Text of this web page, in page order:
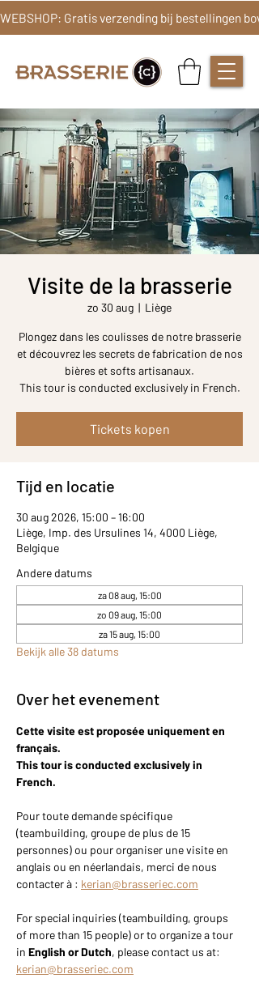
Visite de la brasserie
zo 30 aug
  |
Liège
Plongez dans les coulisses de notre brasserie
et découvrez les secrets de fabrication de nos
bières et softs artisanaux.
Tickets kopen
Tijd en locatie
30 aug 2026, 15:00 – 16:00
Liège, Imp. des Ursulines 14, 4000 Liège,
Belgique
Andere datums
za 08 aug, 15:00
zo 09 aug, 15:00
za 15 aug, 15:00
Bekijk alle 38 datums
Over het evenement
Cette visite est proposée uniquement en
français.
This tour is conducted exclusively in
French.
Pour toute demande spécifique
(teambuilding, groupe de plus de 15
personnes) ou pour organiser une visite en
anglais ou en néerlandais, merci de nous
contacter à : kerian@brasseriec.com
For special inquiries (teambuilding, groups
of more than 15 people) or to organize a tour
in English or Dutch, please contact us at:
kerian@brasseriec.com